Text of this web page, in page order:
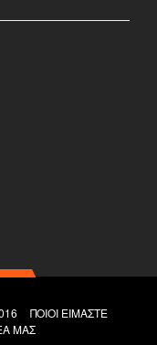
ΠΟΙΟΙ ΕΊΜΑΣΤΕ
ΜΑΣ